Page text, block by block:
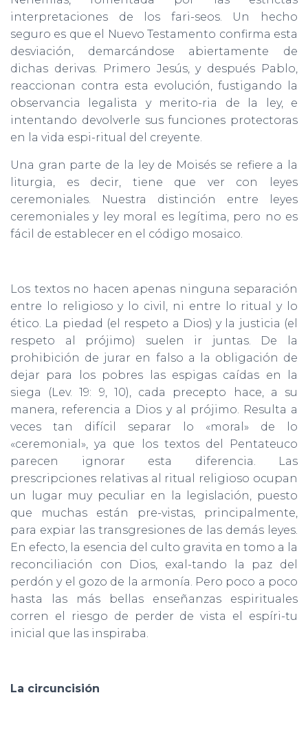
interpretaciones de los fari-seos. Un hecho
seguro es que el Nuevo Testamento confirma esta
desviación, demarcándose abiertamente de
dichas derivas. Primero Jesús, y después Pablo,
reaccionan contra esta evolución, fustigando la
observancia legalista y merito-ria de la ley, e
intentando devolverle sus funciones protectoras
en la vida espi-ritual del creyente.
Una gran parte de la ley de Moisés se refiere a la
liturgia, es decir, tiene que ver con leyes
ceremoniales. Nuestra distinción entre leyes
ceremoniales y ley moral es legítima, pero no es
fácil de establecer en el código mosaico.
Los textos no hacen apenas ninguna separación
entre lo religioso y lo civil, ni entre lo ritual y lo
ético. La piedad (el respeto a Dios) y la justicia (el
respeto al prójimo) suelen ir juntas. De la
prohibición de jurar en falso a la obligación de
dejar para los pobres las espigas caídas en la
siega (Lev. 19: 9, 10), cada precepto hace, a su
manera, referencia a Dios y al prójimo. Resulta a
veces tan difícil separar lo «moral» de lo
«ceremonial», ya que los textos del Pentateuco
parecen ignorar esta diferencia. Las
prescripciones relativas al ritual religioso ocupan
un lugar muy peculiar en la legislación, puesto
que muchas están pre-vistas, principalmente,
para expiar las transgresiones de las demás leyes.
En efecto, la esencia del culto gravita en tomo a la
reconciliación con Dios, exal-tando la paz del
perdón y el gozo de la armonía. Pero poco a poco
hasta las más bellas enseñanzas espirituales
corren el riesgo de perder de vista el espíri-tu
inicial que las inspiraba.
La circuncisión